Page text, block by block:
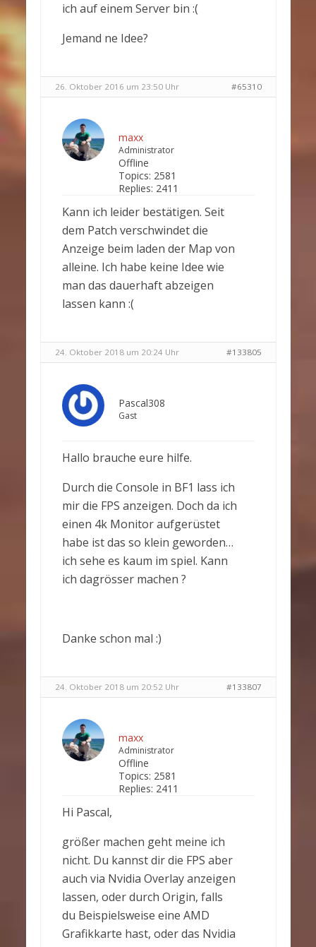
ich auf einem Server bin :(
Jemand ne Idee?
26. Oktober 2016 um 23:50 Uhr #65310
maxx
Administrator
Offline
Topics: 2581
Replies: 2411
Kann ich leider bestätigen. Seit
dem Patch verschwindet die
Anzeige beim laden der Map von
alleine. Ich habe keine Idee wie
man das dauerhaft abzeigen
lassen kann :(
24. Oktober 2018 um 20:24 Uhr #133805
Pascal308
Gast
Hallo brauche eure hilfe.
Durch die Console in BF1 lass ich
mir die FPS anzeigen. Doch da ich
einen 4k Monitor aufgerüstet
habe ist das so klein geworden…
ich sehe es kaum im spiel. Kann
ich dagrösser machen ?
Danke schon mal :)
24. Oktober 2018 um 20:52 Uhr #133807
maxx
Administrator
Offline
Topics: 2581
Replies: 2411
Hi Pascal,
größer machen geht meine ich
nicht. Du kannst dir die FPS aber
auch via Nvidia Overlay anzeigen
lassen, oder durch Origin, falls
du Beispielsweise eine AMD
Grafikkarte hast, oder das Nvidia